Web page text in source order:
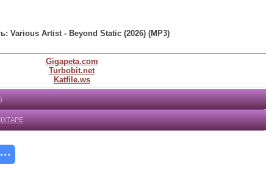
Various Artist - Beyond Static (2026) (MP3)
Gigapeta.com
Turbobit.net
Katfile.ws